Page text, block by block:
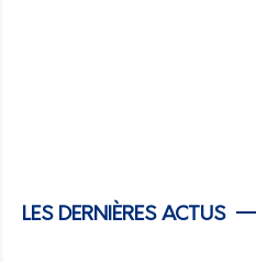
LES DERNIÈRES ACTUS